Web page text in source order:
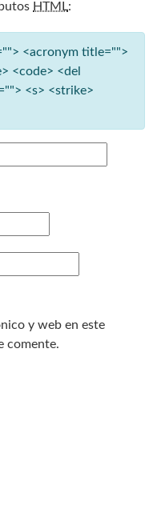
HTML:
<acronym title="">
<code> <del
<s> <strike>
y web en este
comente.